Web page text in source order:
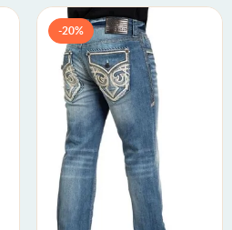
-20%